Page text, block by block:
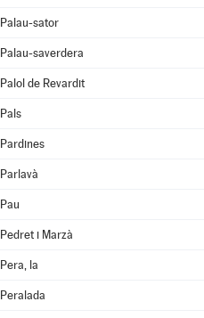
Palau-sator
Palau-saverdera
Palol de Revardit
Pals
Pardines
Parlavà
Pau
Pedret i Marzà
Pera, la
Peralada